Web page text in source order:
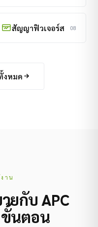
สัญญาฟิวเจอร์ส 08
งหมด
าน
ยกับ APC
ขั้นตอน